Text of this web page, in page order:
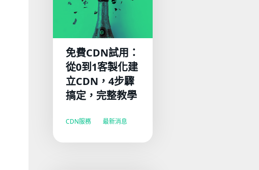
免費CDN試用：
從0到1客製化建
立CDN，4步驟
搞定，完整教學
CDN服務 最新消息